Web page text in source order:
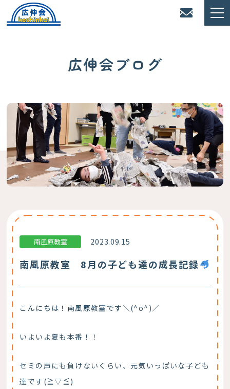
広伸会ブログ
南風原教室 2023.09.15
南風原教室 8月の子ども達の成長記録
こんにちは！南風原教室です＼(^o^)／
いよいよ夏も本番！！
セミの声にも負けないくらい、元気いっぱいな子ども
達です(≧▽≦)